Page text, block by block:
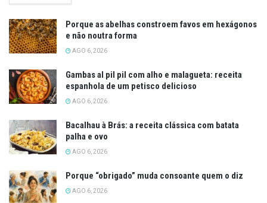
Porque as abelhas constroem favos em hexágonos
e não noutra forma
AGO 6, 2026
Gambas al pil pil com alho e malagueta: receita
espanhola de um petisco delicioso
AGO 6, 2026
Bacalhau à Brás: a receita clássica com batata
palha e ovo
AGO 6, 2026
Porque “obrigado” muda consoante quem o diz
AGO 6, 2026